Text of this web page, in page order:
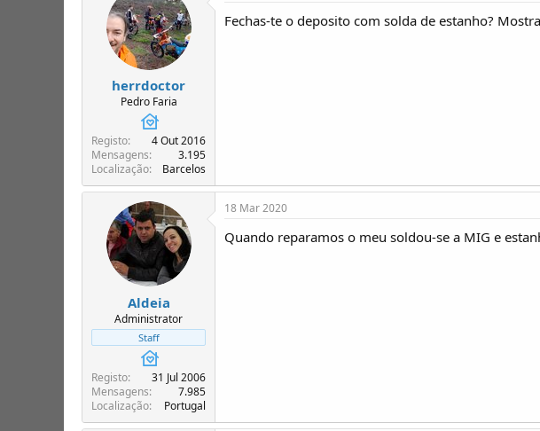
e
s
herrdoctor
Pedro Faria
Registo
4 Out 2016
Mensagens
3.195
Localização
Barcelos
Fechas-te o deposito com solda de estanho?
Aldeia
Administrator
Staff
Registo
31 Jul 2006
Mensagens
7.985
Localização
Portugal
18 Mar 2020
Quando reparamos o meu soldou-se a MIG e